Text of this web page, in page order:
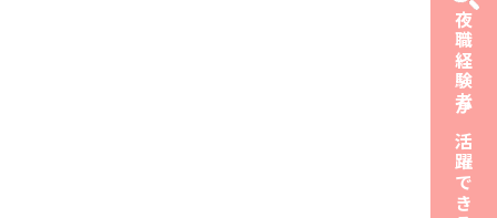
夜職経験者が活躍できる求人